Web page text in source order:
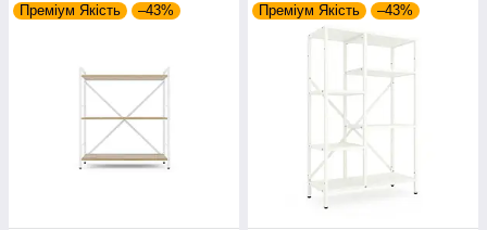
Преміум Якість –43% Преміум Якість –43%